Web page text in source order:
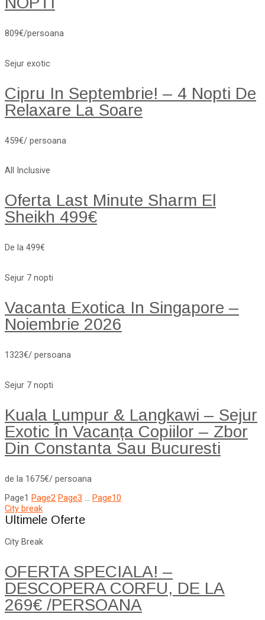
809€/persoana
Sejur exotic
Cipru In Septembrie! – 4 Nopti De
Relaxare La Soare
459€/ persoana
All Inclusive
Oferta Last Minute Sharm El
Sheikh 499€
De la 499€
Sejur 7 nopti
Vacanta Exotica In Singapore –
Noiembrie 2026
1323€/ persoana
Sejur 7 nopti
Kuala Lumpur & Langkawi – Sejur
Exotic În Vacanța Copiilor – Zbor
Din Constanta Sau Bucuresti
de la 1675€/ persoana
Page1 Page2 Page3 … Page10
City break
Ultimele Oferte
City Break
OFERTA SPECIALA! –
DESCOPERA CORFU, DE LA
269€ /PERSOANA